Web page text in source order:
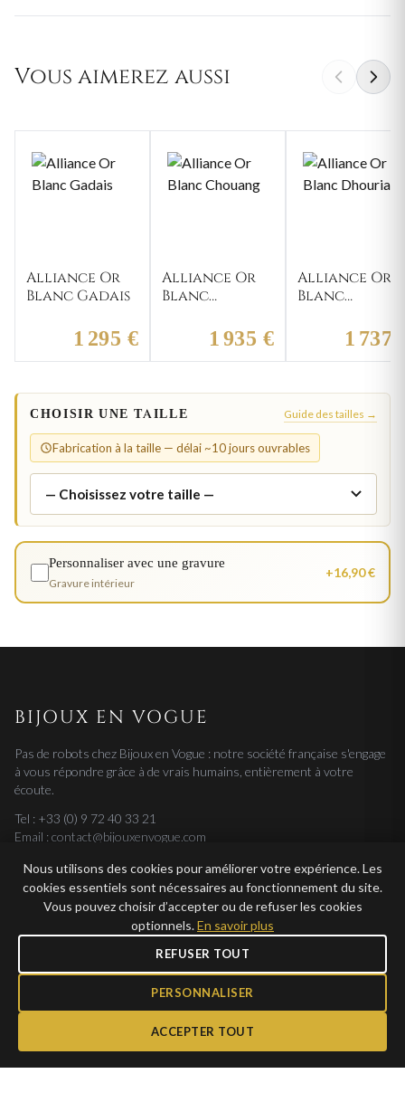
Vous aimerez aussi
Alliance Or
Blanc Gadais
1 295 €
Alliance Or
Blanc
1 935 €
Alliance Or
Blanc
1 737
CHOISIR UNE TAILLE Guide des tailles →
Fabrication à la taille — délai ~10 jours ouvrables
Personnaliser avec une gravure
Gravure intérieur
+16,90 €
BIJOUX EN VOGUE
Pas de robots chez Bijoux en Vogue : notre société française s'engage
à vous répondre grâce à de vrais humains, entièrement à votre
écoute.
Tel : +33 (0) 9 72 40 33 21
Email : contact@bijouxenvogue.com
NOS COLLECTIONS
Retours
Nous utilisons des cookies pour améliorer votre expérience. Les
cookies essentiels sont nécessaires au fonctionnement du site.
Vous pouvez choisir d’accepter ou de refuser les cookies
optionnels.En savoir plus
REFUSER TOUT
PERSONNALISER
ACCEPTER TOUT